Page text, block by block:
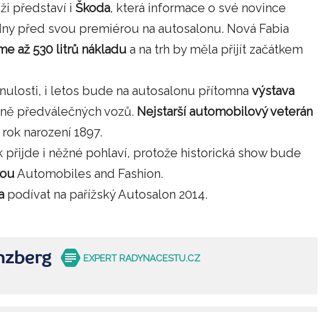
představí i Škoda, která informace o své novince
před svou premiérou na autosalonu. Nová Fabia
až 530 litrů nákladu a na trh by měla přijít začátkem
i letos bude na autosalonu přítomna výstava
předválečných vozů. Nejstarší automobilový veterán
narození 1897.
přijde i něžné pohlaví, protože historická show bude
Automobiles and Fashion.
podívat na pařížský Autosalon 2014.
EXPERT RADYNACESTU.CZ